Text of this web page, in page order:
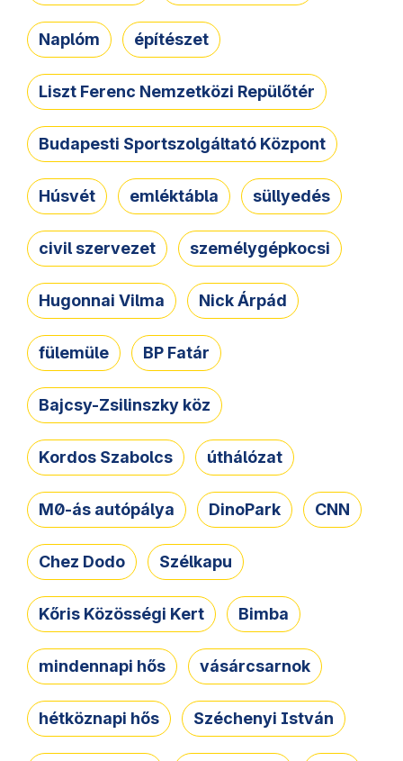
Naplóm építészet
Liszt Ferenc Nemzetközi Repülőtér
Budapesti Sportszolgáltató Központ
Húsvét emléktábla süllyedés
civil szervezet személygépkocsi
Hugonnai Vilma Nick Árpád
fülemüle BP Fatár
Bajcsy-Zsilinszky köz
Kordos Szabolcs úthálózat
M0-ás autópálya DinoPark CNN
Chez Dodo Szélkapu
Kőris Közösségi Kert Bimba
mindennapi hős vásárcsarnok
hétköznapi hős Széchenyi István